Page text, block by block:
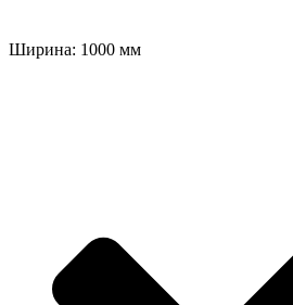
Ширина: 1000 мм